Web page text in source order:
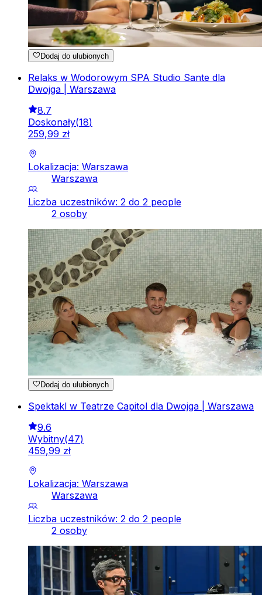
Dodaj do ulubionych
Relaks w Wodorowym SPA Studio Sante dla
Dwojga | Warszawa
8.7
Doskonały(18)
259,99 zł
Lokalizacja: Warszawa
Warszawa
Liczba uczestników: 2 do 2 people
2 osoby
Dodaj do ulubionych
Spektakl w Teatrze Capitol dla Dwojga | Warszawa
9.6
Wybitny(47)
459,99 zł
Lokalizacja: Warszawa
Warszawa
Liczba uczestników: 2 do 2 people
2 osoby